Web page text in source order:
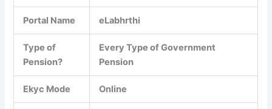
Portal Name eLabhrthi
Type of
Pension?
Every Type of Government
Pension
Ekyc Mode Online